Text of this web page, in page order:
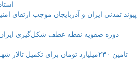
پیوند تمدنی ایران و آذربایجان موجب ارتقای
دوره صفویه نقطه عطف شکل‌گیری
تامین ۲۳۰میلیارد تومان برای تکمیل تالار شهر اردبیل